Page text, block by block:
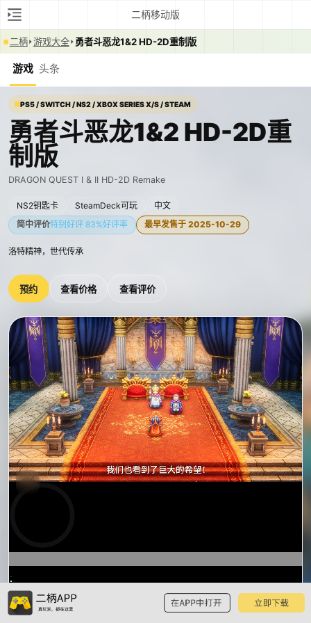
二柄移动版
二柄 游戏大全 勇者斗恶龙1&2 HD-2D重制版
游戏 头条
PS5 / SWITCH / NS2 / XBOX SERIES X/S / STEAM
勇者斗恶龙1&2 HD-2D重
制版
DRAGON QUEST I & II HD-2D Remake
NS2钥匙卡 SteamDeck可玩
中文
简中评价特别好评 83%好评率 最早发售于 2025-10-29
洛特精神，世代传承
预约 查看价格 查看评价
0:24
预